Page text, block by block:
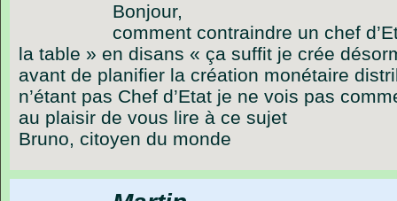
Bonjour,
comment contraindre un chef
la table » en disans « ça suffit je crée
avant de planifier la création monétaire
n’étant pas Chef d’Etat je ne vois pas
au plaisir de vous lire à ce sujet
Bruno, citoyen du monde